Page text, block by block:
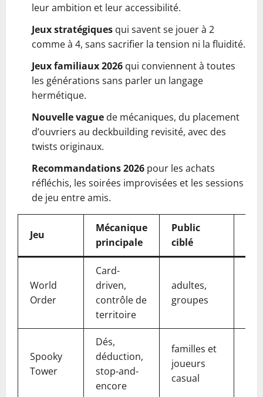
leur ambition et leur accessibilité.
Jeux stratégiques qui savent se jouer à 2
comme à 4, sans sacrifier la tension ni la fluidité.
Jeux familiaux 2026 qui conviennent à toutes
les générations sans parler un langage
hermétique.
Nouvelle vague de mécaniques, du placement
d’ouvriers au deckbuilding revisité, avec des
twists originaux.
Recommandations 2026 pour les achats
réfléchis, les soirées improvisées et les sessions
de jeu entre amis.
Jeu
Mécanique
principale
Public
ciblé
World
Order
Card-
driven,
contrôle de
territoire
adultes,
groupes
Spooky
Tower
Dés,
déduction,
stop-and-
encore
familles et
joueurs
casual